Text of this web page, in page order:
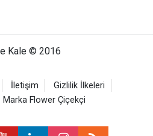
Kale © 2016
İletişim
Gizlilik İlkeleri
Marka Flower Çiçekçi